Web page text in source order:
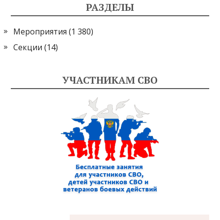
РАЗДЕЛЫ
Мероприятия (1 380)
Секции (14)
УЧАСТНИКАМ СВО